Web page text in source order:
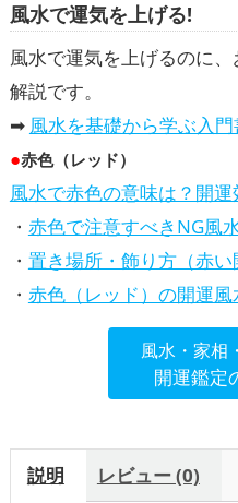
風水で運気を上げる!
風水で運気を上げるのに
解説です。
➡ 風水を基礎から学ぶ入門
●赤色（レッド）
風水で赤色の意味は？開運
・ 赤色で注意すべきNG風
・ 置き場所・飾り方（赤い
・ 赤色（レッド）の開運
風水・家相
開運鑑定
説明 レビュー (0)